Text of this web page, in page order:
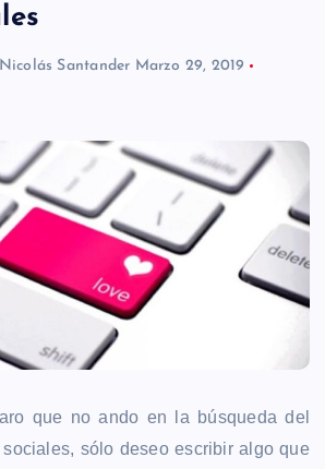
Nicolás Santander Marzo 29, 2019
que no ando en la búsqueda del
sólo deseo escribir algo que